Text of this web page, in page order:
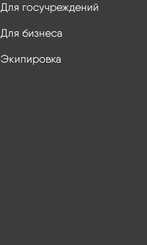
Для госучреждений
Для бизнеса
Экипировка